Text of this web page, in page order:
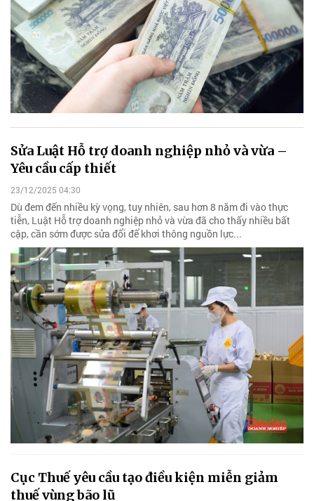
Sửa Luật Hỗ trợ doanh nghiệp nhỏ và vừa –
Yêu cầu cấp thiết
23/12/2025 04:30
Dù đem đến nhiều kỳ vọng, tuy nhiên, sau hơn 8 năm đi vào thực
tiễn, Luật Hỗ trợ doanh nghiệp nhỏ và vừa đã cho thấy nhiều bất
cập, cần sớm được sửa đổi để khơi thông nguồn lực...
Cục Thuế yêu cầu tạo điều kiện miễn giảm
thuế vùng bão lũ